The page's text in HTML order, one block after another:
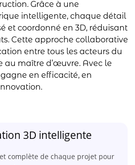
Grâce à une
intelligente, chaque détail
et coordonné en 3D, réduisant
Cette approche collaborative
entre tous les acteurs du
au maître d’œuvre. Avec le
en efficacité, en
3D intelligente
complète de chaque projet pour